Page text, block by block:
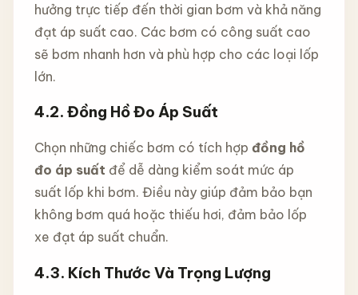
hưởng trực tiếp đến thời gian bơm và khả năng
đạt áp suất cao. Các bơm có công suất cao
sẽ bơm nhanh hơn và phù hợp cho các loại lốp
lớn.
4.2. Đồng Hồ Đo Áp Suất
Chọn những chiếc bơm có tích hợp đồng hồ
đo áp suất để dễ dàng kiểm soát mức áp
suất lốp khi bơm. Điều này giúp đảm bảo bạn
không bơm quá hoặc thiếu hơi, đảm bảo lốp
xe đạt áp suất chuẩn.
4.3. Kích Thước Và Trọng Lượng